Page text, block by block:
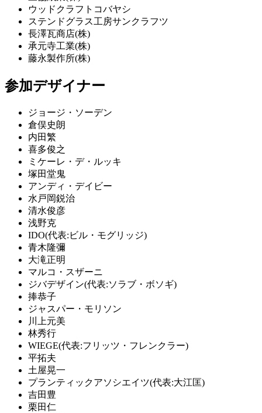
ウッドクラフトコバヤシ
ステンドグラス工房サンクラフツ
長澤瓦商店(株)
承元寺工業(株)
藤永製作所(株)
参加デザイナー
ジョージ・ソーデン
倉俣史朗
内田繁
喜多俊之
ミケーレ・デ・ルッキ
塚田堂鬼
アンディ・デイビー
水戸岡鋭治
清水俊彦
浅野克
IDO(代表:ビル・モグリッジ)
青木隆彌
大滝正明
マルコ・スザーニ
ジバデザイン(代表:ソラブ・ボソギ)
捧恭子
ジャスパー・モリソン
川上元美
林秀行
WIEGE(代表:フリッツ・フレンクラー)
平拓夫
土屋晃一
プランティックアソシエイツ(代表:大江匡)
吉田豊
栗田仁